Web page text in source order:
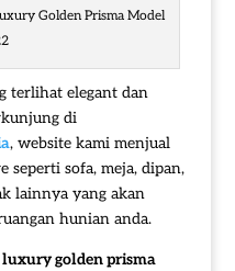
Golden Prisma Model
terlihat elegant dan
di
, website kami menjual
seperti sofa, meja, dipan,
lainnya yang akan
hunian anda.
golden prisma